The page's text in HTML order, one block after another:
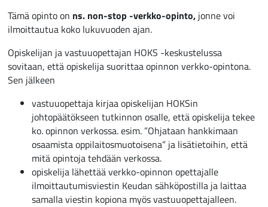
Tämä opinto on ns. non-stop -verkko-opinto, jonne voi
ilmoittautua koko lukuvuoden ajan.
Opiskelijan ja vastuuopettajan HOKS -keskustelussa
sovitaan, että opiskelija suorittaa opinnon verkko-opintona.
Sen jälkeen
vastuuopettaja kirjaa opiskelijan HOKSin
johtopäätökseen tutkinnon osalle, että opiskelija tekee
ko. opinnon verkossa. esim. ”Ohjataan hankkimaan
osaamista oppilaitosmuotoisena” ja lisätietoihin, että
mitä opintoja tehdään verkossa.
opiskelija lähettää verkko-opinnon opettajalle
ilmoittautumisviestin Keudan sähköpostilla ja laittaa
samalla viestin kopiona myös vastuuopettajalleen.